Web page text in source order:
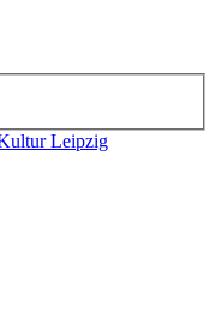
Leipzig